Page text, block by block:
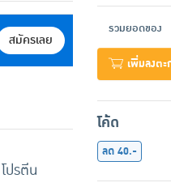
สมัครเลย
ปรตีน
รวมยอดของ
เพิ่มลงตะ
โค้ด
ลด 40.-